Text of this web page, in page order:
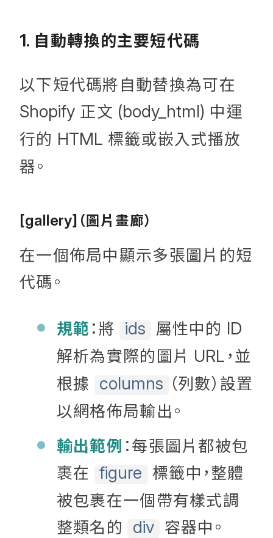
1. 自動轉換的主要短代碼
以下短代碼將自動替換為可在
Shopify 正文 (body_html) 中運
行的 HTML 標籤或嵌入式播放
器。
[gallery] （圖片畫廊）
在一個佈局中顯示多張圖片的短
代碼。
規範：將 ids 屬性中的 ID
解析為實際的圖片 URL ，並
根據 columns （列數）設置
以網格佈局輸出。
輸出範例 ：每張圖片都被包
裹在 figure 標籤中，整體
被包裹在一個帶有樣式調
整類名的 div 容器中。